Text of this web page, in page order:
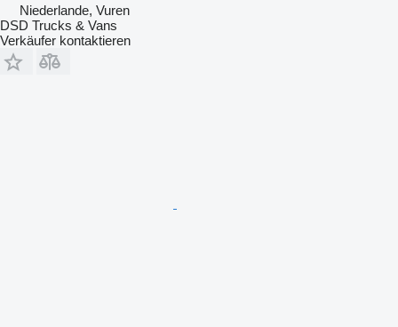
Niederlande, Vuren
DSD Trucks & Vans
Verkäufer kontaktieren